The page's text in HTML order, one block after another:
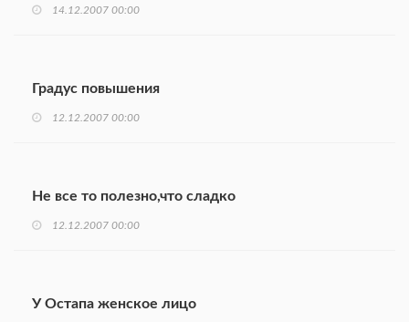
14.12.2007 00:00
Градус повышения
12.12.2007 00:00
Не все то полезно,что сладко
12.12.2007 00:00
У Остапа женское лицо